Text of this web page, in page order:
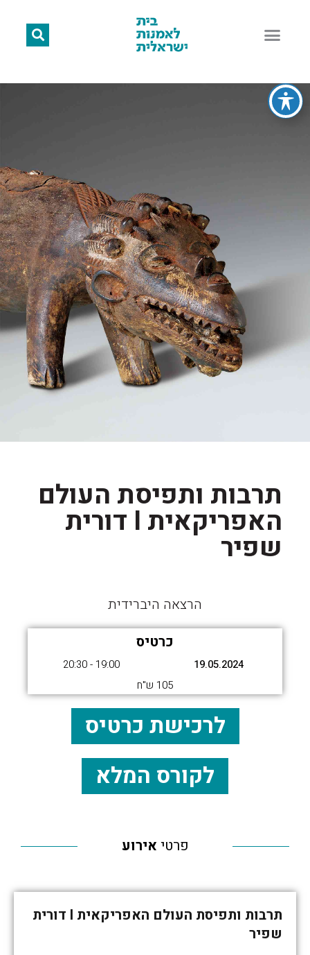
תרבות ותפיסת העולם
האפריקאית I דורית
שפיר
הרצאה היברידית
כרטיס
19.05.2024
19:00 - 20:30
105 ש"ח
לרכישת כרטיס
לקורס המלא
פרטי אירוע
תרבות ותפיסת העולם האפריקאית I דורית
שפיר